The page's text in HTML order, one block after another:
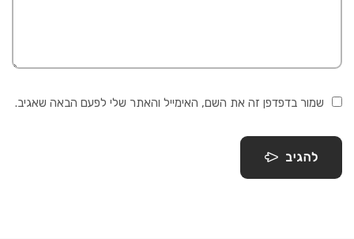
שמור בדפדפן זה את השם, האימייל והאתר שלי לפעם הבאה שאגיב.
להגיב